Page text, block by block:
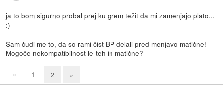
ja to bom sigurno probal prej ku grem težit da mi zamenjajo plato...
:)
Sam čudi me to, da so rami čist BP delali pred menjavo matične!
Mogoče nekompatibilnost le-teh in matične?
« 1 2 »